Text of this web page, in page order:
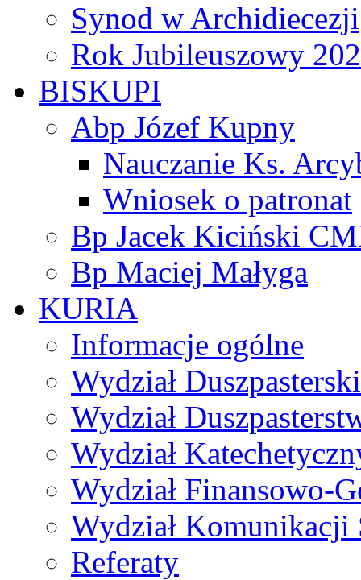
Synod w Archidiecezji
Rok Jubileuszowy
BISKUPI
Abp Józef Kupny
Nauczanie Ks.
Wniosek o patronat
Bp Jacek Kiciński
Bp Maciej Małyga
KURIA
Informacje ogólne
Wydział Duszpasterski
Wydział
Wydział
Wydział Finansowo-
Wydział Komunikacji
Referaty